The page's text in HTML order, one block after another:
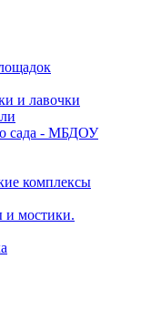
и лавочки
сада - МБДОУ
комплексы
и мостики.